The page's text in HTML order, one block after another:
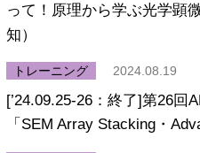
って！原理から学ぶ光学顕
知）
トレーニング 2024.08.19
[’24.09.25-26：終了]第26回
「SEM Array Stacking・